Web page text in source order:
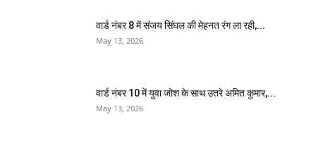
वार्ड नंबर 8 में संजय सिंघल की मेहनत रंग ला रही,...
May 13, 2026
वार्ड नंबर 10 में युवा जोश के साथ उतरे अमित कुमार,...
May 13, 2026